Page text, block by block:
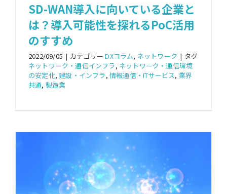
SD-WAN導入に向いている企業と
は？導入可能性を探れるPoC活用
のすすめ
2022/09/05 | カテゴリーDXコラム, ネットワーク | タグ
ネットワーク・通信インフラ, ネットワーク・通信環境
の安定化,建設・インフラ,情報通信・ITサービス, 業界
共通, 製造業